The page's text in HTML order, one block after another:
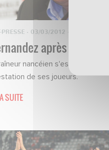
PRESSE · 03/03/2012 - 22:35
après ASNL-OL
nancéien s'est déclaré
de ses joueurs.
SUITE